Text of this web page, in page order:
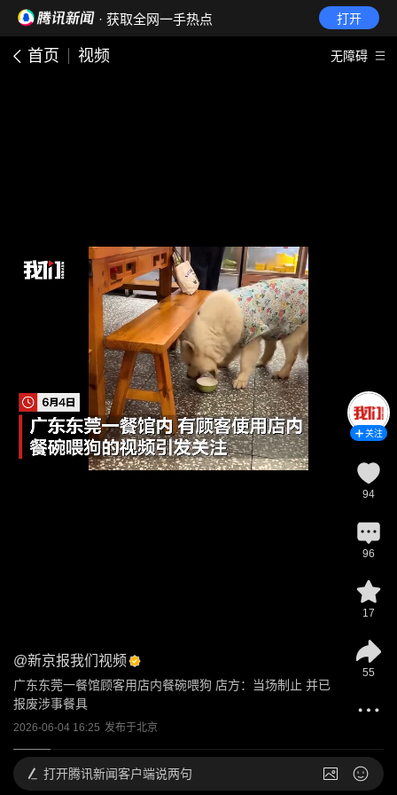
· 获取全网一手热点 打开
首页 视频 无障碍
@新京报我们视频
广东东莞一餐馆顾客用店内餐碗喂狗 店方：当场制止 并已
报废涉事餐具
2026-06-04 16:25 发布于北京
关注
94
96
17
55
打开腾讯新闻客户端说两句